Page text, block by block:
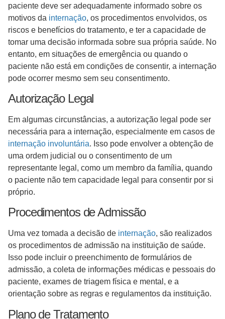
paciente deve ser adequadamente informado sobre os
motivos da internação, os procedimentos envolvidos, os
riscos e benefícios do tratamento, e ter a capacidade de
tomar uma decisão informada sobre sua própria saúde. No
entanto, em situações de emergência ou quando o
paciente não está em condições de consentir, a internação
pode ocorrer mesmo sem seu consentimento.
Autorização Legal
Em algumas circunstâncias, a autorização legal pode ser
necessária para a internação, especialmente em casos de
internação involuntária. Isso pode envolver a obtenção de
uma ordem judicial ou o consentimento de um
representante legal, como um membro da família, quando
o paciente não tem capacidade legal para consentir por si
próprio.
Procedimentos de Admissão
Uma vez tomada a decisão de internação, são realizados
os procedimentos de admissão na instituição de saúde.
Isso pode incluir o preenchimento de formulários de
admissão, a coleta de informações médicas e pessoais do
paciente, exames de triagem física e mental, e a
orientação sobre as regras e regulamentos da instituição.
Plano de Tratamento